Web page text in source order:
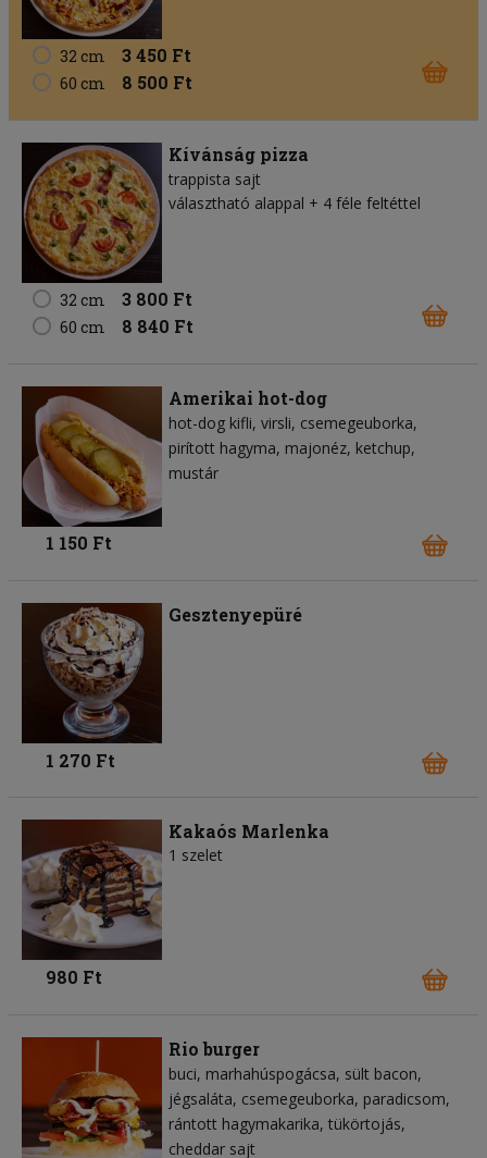
32 cm 3 450 Ft
60 cm 8 500 Ft
Kívánság pizza
trappista sajt
választható alappal + 4 féle feltéttel
32 cm 3 800 Ft
60 cm 8 840 Ft
Amerikai hot-dog
hot-dog kifli virsli csemegeuborka
pirított hagyma majonéz ketchup
mustár
1 150 Ft
Gesztenyepüré
1 270 Ft
Kakaós Marlenka
1 szelet
980 Ft
Rio burger
buci marhahúspogácsa sült bacon
jégsaláta csemegeuborka paradicsom
rántott hagymakarika tükörtojás
cheddar sajt